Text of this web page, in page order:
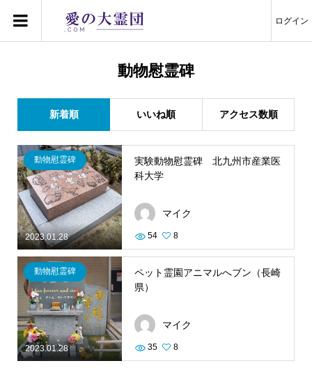
ログイン
動物慰霊碑
新着順 いいね順 アクセス数順
2023.01.28
動物慰霊碑
実験動物慰霊碑 北九州市産業医
科大学
マイク
54 8
2023.01.28
動物慰霊碑
ペット霊園アニマルへブン（長崎
県）
マイク
35 8